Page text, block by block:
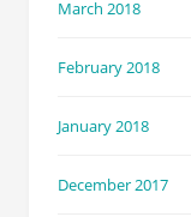
March 2018
February 2018
January 2018
December 2017